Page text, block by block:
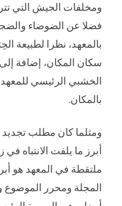
ومخلفات الجيش التي
فضلا عن الضوضاء
بالمعهد، نظرا لطبيعة
سكان المكان، إضافة
الخشبي الرئيسي
بالمكان.
ومثلما كان مطلب تجديد
أبرز ما يلفت الانتباه
ملتقطة في المعهد هو
المجلة ومحرر الموضوع